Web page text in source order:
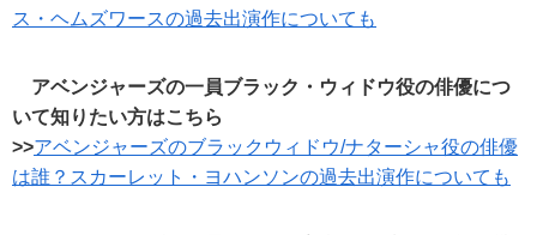
ス・ヘムズワースの過去出演作についても
アベンジャーズの一員ブラック・ウィドウ役の俳優につ
いて知りたい方はこちら
>>アベンジャーズのブラックウィドウ/ナターシャ役の俳優
は誰？スカーレット・ヨハンソンの過去出演作についても